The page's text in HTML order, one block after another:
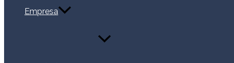
Empresa
Alternar